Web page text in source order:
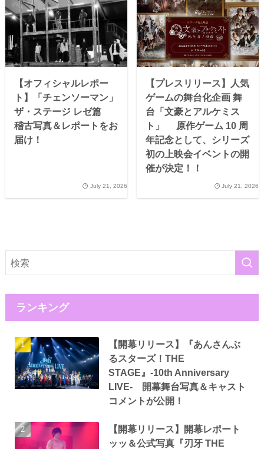
【オフィシャルレポー
ト】「チェンソーマン」
ザ・ステージ レゼ篇
稽古写真＆レポートをお
届け！
July 21, 2026
【プレスリリース】人気
ゲームの舞台化企画 舞
台「文豪とアルケミス
ト」 原作ゲーム 10 周
年記念として、シリーズ
初の上映会イベントの開
催が決定！！
July 21, 2026
ランキング
【開幕リリース】『あんさんぶ
るスターズ！THE
STAGE』-10th Anniversary
LIVE- 開幕舞台写真＆キャスト
コメントが公開！
【開幕リリース】開幕レポート
ッッ＆公式写真『刃牙 THE